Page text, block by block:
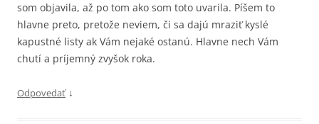
som objavila, až po tom ako som toto uvarila. Píšem to
hlavne preto, pretože neviem, či sa dajú mraziť kyslé
kapustné listy ak Vám nejaké ostanú. Hlavne nech Vám
chutí a príjemný zvyšok roka.
Odpovedať ↓